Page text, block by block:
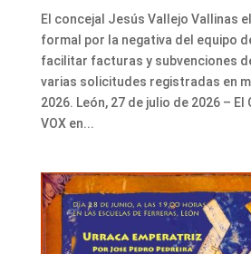
El concejal Jesús Vallejo Vallinas
formal por la negativa del equipo
facilitar facturas y subvenciones
varias solicitudes registradas en
2026. León, 27 de julio de 2026 – El
VOX en...